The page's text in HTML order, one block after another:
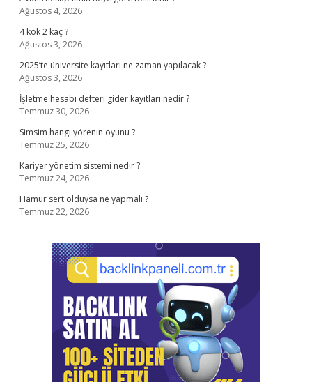
Ağustos 4, 2026
4 kök 2 kaç ?
Ağustos 3, 2026
2025’te üniversite kayıtları ne zaman yapılacak ?
Ağustos 3, 2026
İşletme hesabı defteri gider kayıtları nedir ?
Temmuz 30, 2026
Simsim hangi yörenin oyunu ?
Temmuz 25, 2026
Kariyer yönetim sistemi nedir ?
Temmuz 24, 2026
Hamur sert olduysa ne yapmalı ?
Temmuz 22, 2026